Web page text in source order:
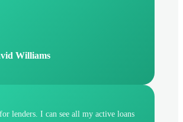
Williams
lenders. I can see all my active loans